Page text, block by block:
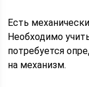
Есть
Необходимо
потребуется
на механизм.